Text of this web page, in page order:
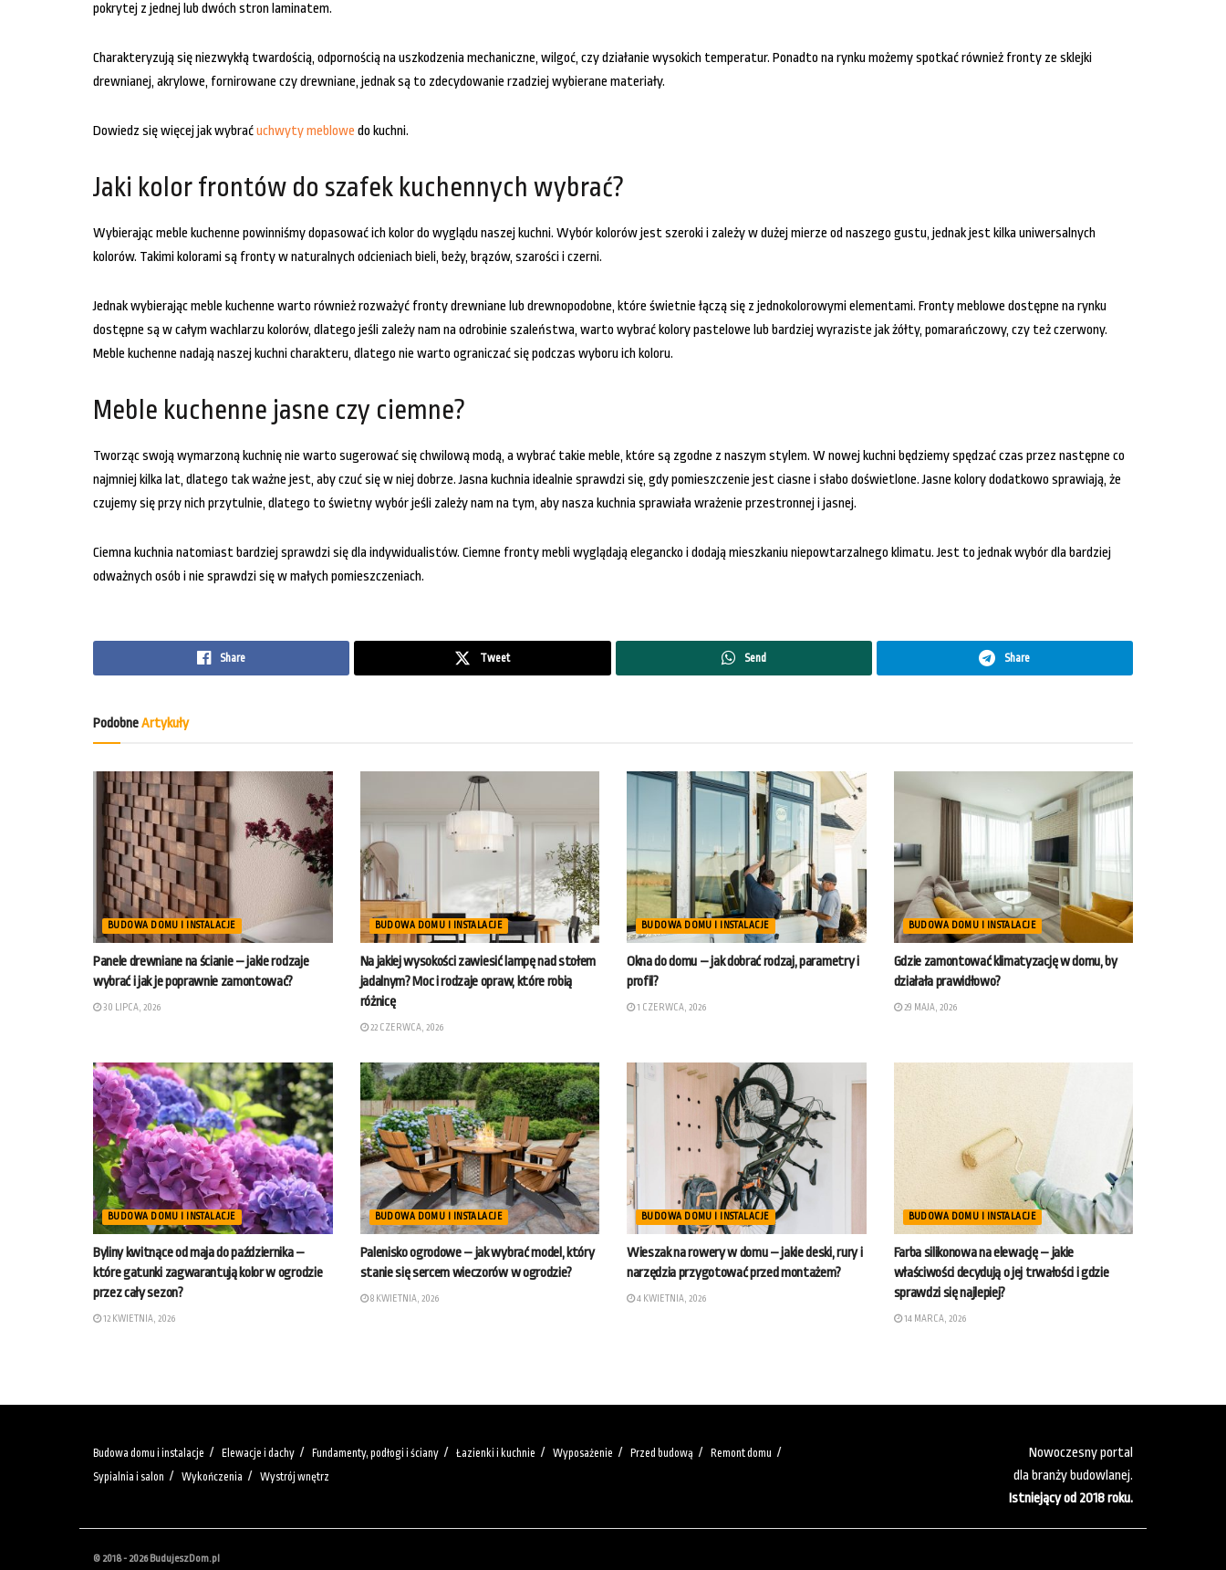
pokrytej z jednej lub dwóch stron laminatem.
Charakteryzują się niezwykłą twardością, odpornością na uszkodzenia mechaniczne, wilgoć, czy działanie wysokich temperatur. Ponadto na rynku możemy spotkać również fronty ze sklejki
drewnianej, akrylowe, fornirowane czy drewniane, jednak są to zdecydowanie rzadziej wybierane materiały.
Dowiedz się więcej jak wybraćuchwyty meblowe do kuchni.
Jaki kolor frontów do szafek kuchennych wybrać?
Wybierając meble kuchenne powinniśmy dopasować ich kolor do wyglądu naszej kuchni. Wybór kolorów jest szeroki i zależy w dużej mierze od naszego gustu, jednak jest kilka uniwersalnych
kolorów. Takimi kolorami są fronty w naturalnych odcieniach bieli, beży, brązów, szarości i czerni.
Jednak wybierając meble kuchenne warto również rozważyć fronty drewniane lub drewnopodobne, które świetnie łączą się z jednokolorowymi elementami. Fronty meblowe dostępne na rynku
dostępne są w całym wachlarzu kolorów, dlatego jeśli zależy nam na odrobinie szaleństwa, warto wybrać kolory pastelowe lub bardziej wyraziste jak żółty, pomarańczowy, czy też czerwony.
Meble kuchenne nadają naszej kuchni charakteru, dlatego nie warto ograniczać się podczas wyboru ich koloru.
Meble kuchenne jasne czy ciemne?
Tworząc swoją wymarzoną kuchnię nie warto sugerować się chwilową modą, a wybrać takie meble, które są zgodne z naszym stylem. W nowej kuchni będziemy spędzać czas przez następne co
najmniej kilka lat, dlatego tak ważne jest, aby czuć się w niej dobrze. Jasna kuchnia idealnie sprawdzi się, gdy pomieszczenie jest ciasne i słabo doświetlone. Jasne kolory dodatkowo sprawiają, że
czujemy się przy nich przytulnie, dlatego to świetny wybór jeśli zależy nam na tym, aby nasza kuchnia sprawiała wrażenie przestronnej i jasnej.
Ciemna kuchnia natomiast bardziej sprawdzi się dla indywidualistów. Ciemne fronty mebli wyglądają elegancko i dodają mieszkaniu niepowtarzalnego klimatu. Jest to jednak wybór dla bardziej
odważnych osób i nie sprawdzi się w małych pomieszczeniach.
Share Tweet Send Share
PodobneArtykuły
BUDOWA DOMU I INSTALACJE
Panele drewniane na ścianie – jakie rodzaje
wybrać i jak je poprawnie zamontować?
30 LIPCA, 2026
BUDOWA DOMU I INSTALACJE
Na jakiej wysokości zawiesić lampę nad stołem
jadalnym? Moc i rodzaje opraw, które robią
różnicę
22 CZERWCA, 2026
BUDOWA DOMU I INSTALACJE
Okna do domu – jak dobrać rodzaj, parametry i
profil?
1 CZERWCA, 2026
BUDOWA DOMU I INSTALACJE
Gdzie zamontować klimatyzację w domu, by
działała prawidłowo?
29 MAJA, 2026
BUDOWA DOMU I INSTALACJE
Byliny kwitnące od maja do października –
które gatunki zagwarantują kolor w ogrodzie
przez cały sezon?
12 KWIETNIA, 2026
BUDOWA DOMU I INSTALACJE
Palenisko ogrodowe – jak wybrać model, który
stanie się sercem wieczorów w ogrodzie?
8 KWIETNIA, 2026
BUDOWA DOMU I INSTALACJE
Wieszak na rowery w domu – jakie deski, rury i
narzędzia przygotować przed montażem?
4 KWIETNIA, 2026
BUDOWA DOMU I INSTALACJE
Farba silikonowa na elewację – jakie
właściwości decydują o jej trwałości i gdzie
sprawdzi się najlepiej?
14 MARCA, 2026
Budowa domu i instalacje Elewacje i dachy Fundamenty, podłogi i ściany Łazienki i kuchnie Wyposażenie Przed budową
Remont domu
Sypialnia i salon
Wykończenia Wystrój wnętrz
Nowoczesny portal
dla branży budowlanej.
Istniejący od 2018 roku.
© 2018 - 2026 BudujeszDom.pl